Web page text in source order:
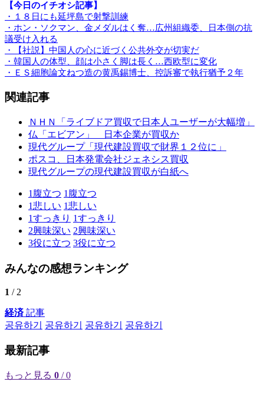
【今日のイチオシ記事】
・１８日にも延坪島で射撃訓練
・ホン・ソクマン、金メダルはく奪…広州組織委、日本側の抗
議受け入れる
・【社説】中国人の心に近づく公共外交が切実だ
・韓国人の体型、顔は小さく脚は長く…西欧型に変化
・ＥＳ細胞論文ねつ造の黄禹錫博士、控訴審で執行猶予２年
関連記事
ＮＨＮ「ライブドア買収で日本人ユーザーが大幅増」
仏「エビアン」 日本企業が買収か
現代グループ「現代建設買収で財界１２位に」
ポスコ、日本発電会社ジェネシス買収
現代グループの現代建設買収が白紙へ
1 腹立つ 1 腹立つ
1悲しい 1悲しい
1すっきり 1すっきり
2興味深い 2興味深い
3役に立つ 3役に立つ
みんなの感想ランキング
1 / 2
経済記事
공유하기
공유하기 공유하기 공유하기
最新記事
もっと見る 0 / 0